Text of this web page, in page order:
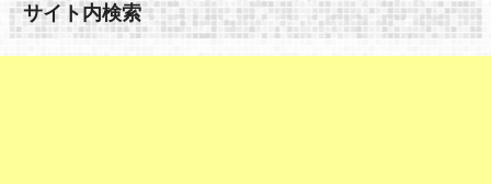
サイト内検索